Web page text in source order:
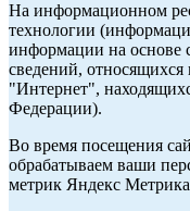
На информационном
технологии
информации на основе
сведений, относящихся
"Интернет",
Федерации).
Во время посещения
обрабатываем ваши
метрик Яндекс